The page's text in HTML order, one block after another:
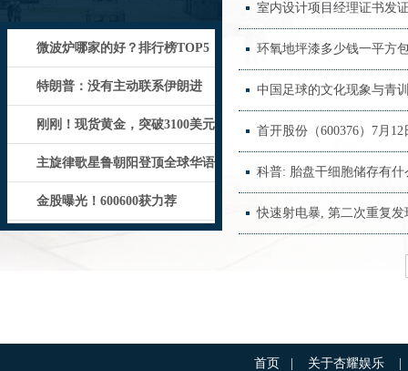
微波炉哪家的好？排行榜TOP5
机型实测一览，选购必看！_设计
特朗普：没有主动联系伊朗进
行“和平谈判”，“没什么心情”！
刚刚！现货黄金，突破3100美元
主旋律歌星鲁朝阳登顶全球华语
流行音乐金曲榜50冠王
金股曝光！600600获力荐
室内设计项目经理证书发
环氧地坪漆多少钱一平方
中国足球的文化现象与青
首开股份（600376）7月
科普: 胎盘干细胞储存有什
快速射电暴, 第二次重复
首页 关于杏耀娱乐